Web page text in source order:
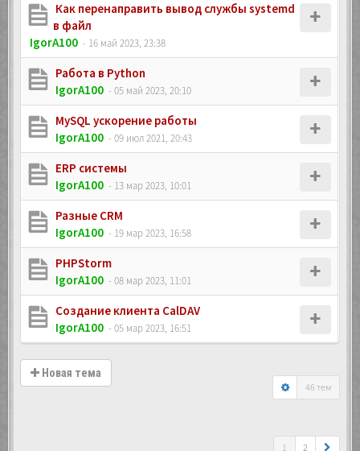
Как перенаправить вывод службы systemd
в файл
IgorA100 - 16 май 2023, 23:38
Работа в Python
IgorA100 - 05 май 2023, 20:10
MySQL ускорение работы
IgorA100 - 09 июл 2021, 20:43
ERP системы
IgorA100 - 13 мар 2023, 10:01
Разные CRM
IgorA100 - 19 мар 2023, 16:58
PHPStorm
IgorA100 - 08 мар 2023, 11:01
Создание клиента CalDAV
IgorA100 - 05 мар 2023, 16:51
Новая тема
46 тем
1 2